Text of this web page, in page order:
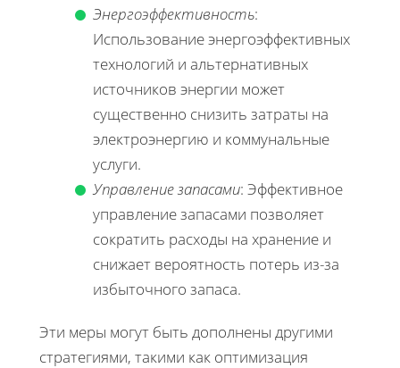
Энергоэффективность:
Использование энергоэффективных
технологий и альтернативных
источников энергии может
существенно снизить затраты на
электроэнергию и коммунальные
услуги.
Управление запасами: Эффективное
управление запасами позволяет
сократить расходы на хранение и
снижает вероятность потерь из-за
избыточного запаса.
Эти меры могут быть дополнены другими
стратегиями, такими как оптимизация